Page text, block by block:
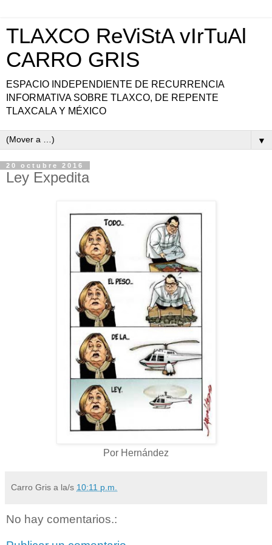
TLAXCO ReViStA vIrTuAl
CARRO GRIS
ESPACIO INDEPENDIENTE DE RECURRENCIA
INFORMATIVA SOBRE TLAXCO, DE REPENTE
TLAXCALA Y MÉXICO
▼
20 octubre 2016
Ley Expedita
Por Hernández
Carro Gris a la/s 10:11 p.m.
No hay comentarios.: